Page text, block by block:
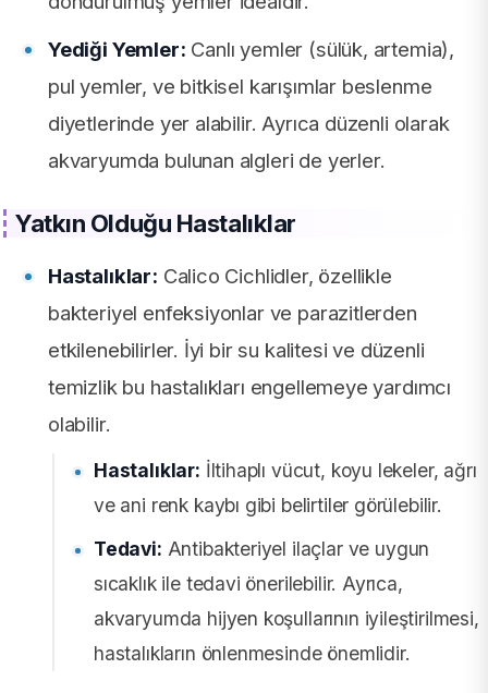
Yediği Yemler: Canlı yemler (sülük, artemia),
pul yemler, ve bitkisel karışımlar beslenme
diyetlerinde yer alabilir. Ayrıca düzenli olarak
akvaryumda bulunan algleri de yerler.
Yatkın Olduğu Hastalıklar
Hastalıklar: Calico Cichlidler, özellikle
bakteriyel enfeksiyonlar ve parazitlerden
etkilenebilirler. İyi bir su kalitesi ve düzenli
temizlik bu hastalıkları engellemeye yardımcı
olabilir.
Hastalıklar: İltihaplı vücut, koyu lekeler, ağrı
ve ani renk kaybı gibi belirtiler görülebilir.
Tedavi: Antibakteriyel ilaçlar ve uygun
sıcaklık ile tedavi önerilebilir. Ayrıca,
akvaryumda hijyen koşullarının iyileştirilmesi,
hastalıkların önlenmesinde önemlidir.